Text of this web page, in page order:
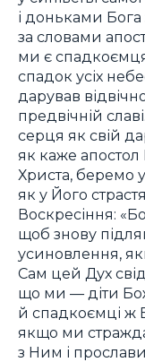
і доньками Бога
за словами
ми є
спадок усіх
дарував
предвічній
серця як свій
як каже
Христа, беремо
як у Його
Воскресіння:
щоб знову
усиновлення,
Сам цей Дух
що ми — діти
й спадкоємці ж
якщо ми
з Ним і